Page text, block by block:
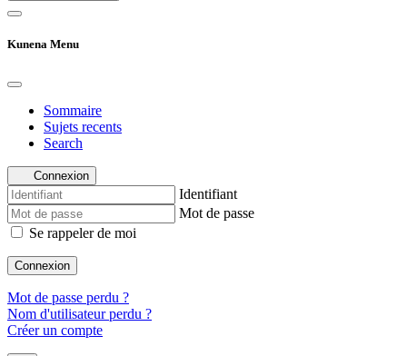
Kunena Menu
Sommaire
Sujets recents
Search
Connexion
Identifiant
Mot de passe
Se rappeler de moi
Connexion
Mot de passe perdu ?
Nom d'utilisateur perdu ?
Créer un compte